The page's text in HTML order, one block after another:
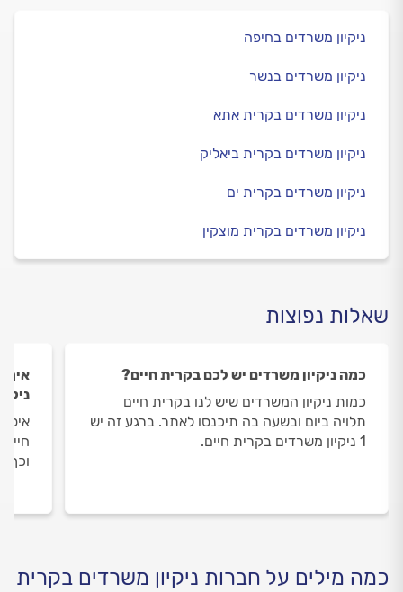
ניקיון משרדים בחיפה
ניקיון משרדים בנשר
ניקיון משרדים בקרית אתא
ניקיון משרדים בקרית ביאליק
ניקיון משרדים בקרית ים
ניקיון משרדים בקרית מוצקין
שאלות נפוצות
כמה ניקיון משרדים יש לכם בקרית חיים?
כמות ניקיון המשרדים שיש לנו בקרית חיים
תלויה ביום ובשעה בה תיכנסו לאתר. ברגע זה יש
1 ניקיון משרדים בקרית חיים.
איך
וכך
כמה מילים על חברות ניקיון משרדים בקרית